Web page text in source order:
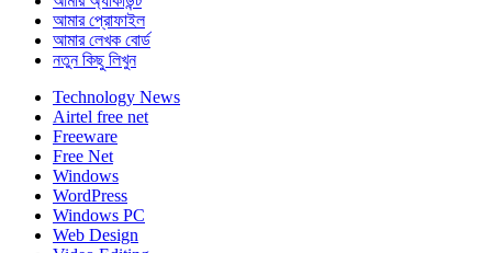
আমার প্রোফাইল
আমার লেখক বোর্ড
নতুন কিছু লিখুন
Technology News
Airtel free net
Freeware
Free Net
Windows
WordPress
Windows PC
Web Design